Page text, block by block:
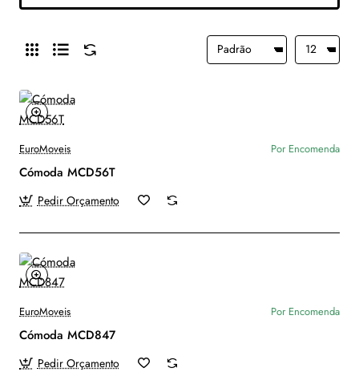
EuroMoveis Por Encomenda
Cómoda MCD56T
Pedir Orçamento
EuroMoveis Por Encomenda
Cómoda MCD847
Pedir Orçamento